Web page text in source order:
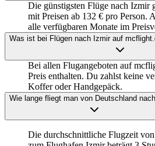
Die günstigsten Flüge nach Izmir
mit Preisen ab 132 € pro Person.
alle verfügbaren Monate im
Was ist bei Flügen nach Izmir auf
Bei allen Flugangeboten auf
Preis enthalten. Du zahlst keine
Koffer oder Handgepäck.
Wie lange fliegt man von Deutschland
Die durchschnittliche Flugzeit